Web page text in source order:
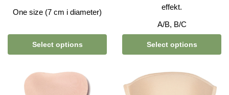
One size (7 cm i diameter)
Select options
effekt.
A/B, B/C
Select options